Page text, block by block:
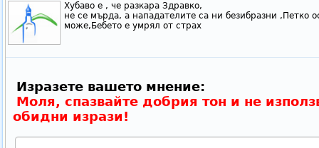
Хубаво е , че разкара Здравко,
не се мърда, а нападателите са ни безибразни ,Петко
може,Бебето е умрял от страх
Изразете вашето мнение:
Моля, спазвайте добрия тон и не
обидни изрази!